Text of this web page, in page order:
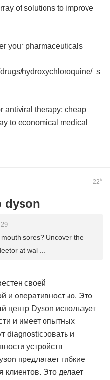
of solutions to improve
your pharmaceuticals
hydroxychloroquine/ s
antiviral therapy; cheap
to economical medical
22#
dyson
sores? Uncover the
at wal ...
своей
и оперативностью. Это
центр Dyson использует
и имеет опытных
diagnosticровать и
устройств
предлагает гибкие
клиентов. Это делает